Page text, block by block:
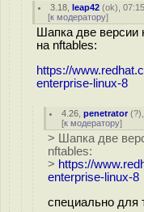
3.18 ,leap42 (ok),
[к модератору]
Шапка две версии
на nftables:
https://
enterprise-linux-8
4.26 ,penetrator(?
[к модератору]
> Шапка две
nftables:
> https://
enterprise-linux-8
специально для